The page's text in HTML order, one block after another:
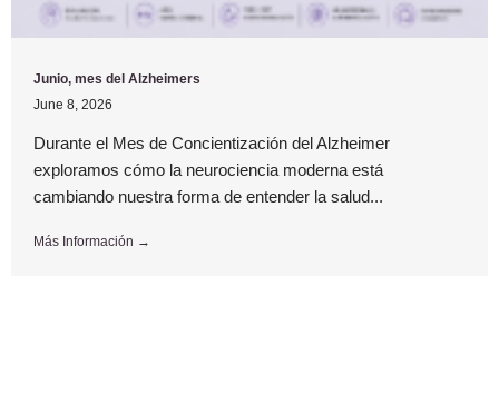
Junio, mes del Alzheimers
June 8, 2026
Durante el Mes de Concientización del Alzheimer
exploramos cómo la neurociencia moderna está
cambiando nuestra forma de entender la salud...
Más Información →